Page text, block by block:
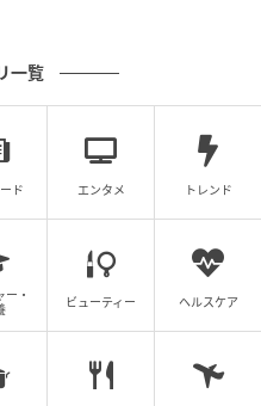
それぞれ異なる魅力を
た。まさに、気品あふ
社「Le Figaro」グルー
」で掲載されたも
結果はすべてオリジナ
一覧
ド エンタメ トレンド
ー・
ビューティー ヘルスケア